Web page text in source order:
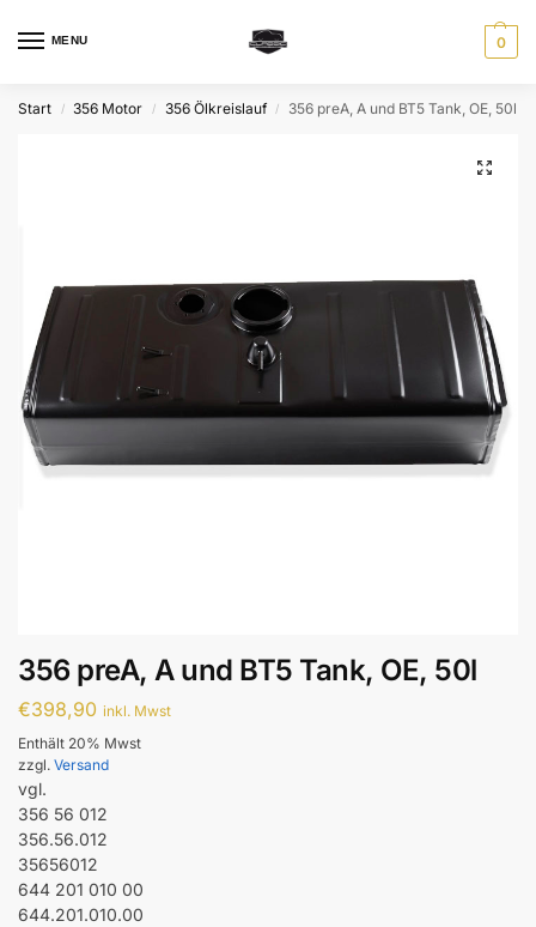
MENU 0
Start / 356 Motor / 356 Ölkreislauf / 356 preA, A und BT5 Tank, OE, 50l
356 preA, A und BT5 Tank, OE, 50l
€398,90 inkl. Mwst
Enthält 20% Mwst
zzgl. Versand
vgl.
356 56 012
356.56.012
35656012
644 201 010 00
644.201.010.00